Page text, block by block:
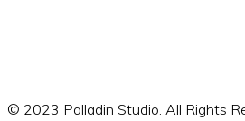
© 2023 Palladin Studio. All Rights